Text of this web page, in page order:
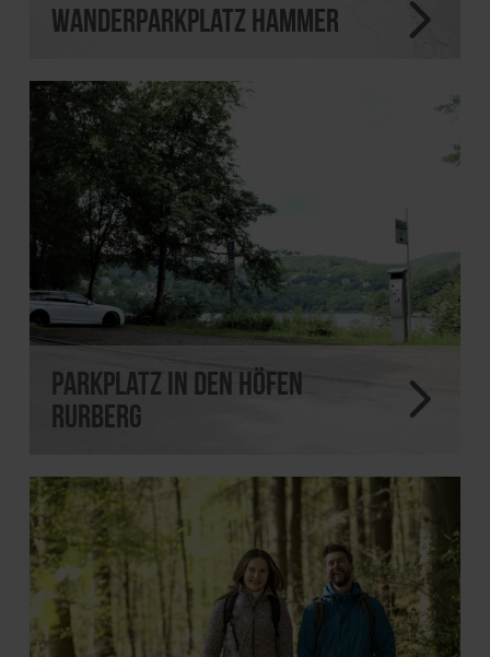
Wanderparkplatz Hammer
Parkplatz In den Höfen
Rurberg